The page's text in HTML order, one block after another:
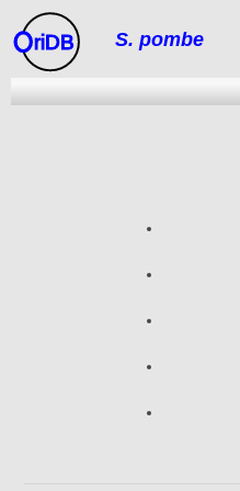
riDB S. pombe